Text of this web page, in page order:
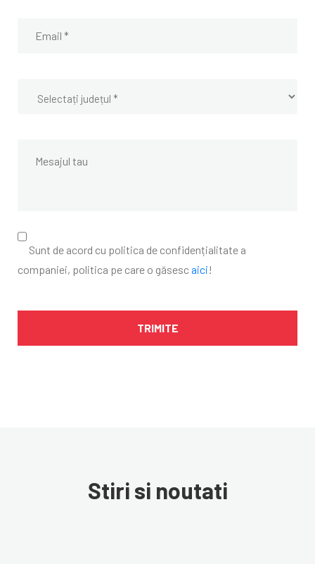
Sunt de acord cu politica de confidențialitate a
companiei, politica pe care o găsescaici!
Stiri si noutati